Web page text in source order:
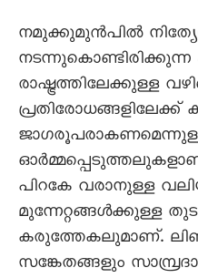
നമുക്കുമുന്‍പില്‍
നടന്നുകൊണ്ടിരിക്കുന്ന
രാഷ്ട്രത്തിലേക്കുള്ള
പിറകേ വരാനുള്ള
മുന്നേറ്റങ്ങള്‍ക്കുള്ള
കരുത്തേകലുമാണ്.
സങ്കേതങ്ങളും